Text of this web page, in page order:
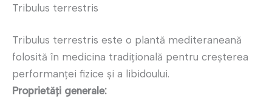
Tribulus terrestris
Tribulus terrestris este o plantă mediteraneană
folosită în medicina tradițională pentru creșterea
performanței fizice și a libidoului.
Proprietăți generale: